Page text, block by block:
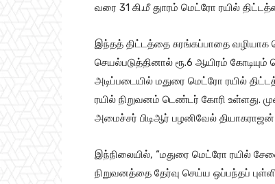
வரை 31 கி.மீ துாரம் மெட்ரோ ரயில்
இந்தத் திட்டத்தை சுரங்கப்பாதை வழியாக
செயல்படுத்தினால் ரூ.6 ஆயிரம்
அடிப்படையில் மதுரை மெட்ரோ ரயில்
ரயில் நிறுவனம் டெண்டர் கோரி உள்ளது.
அமைச்சர் பிடிஆர் பழனிவேல்
இந்நிலையில், “மதுரை மெட்ரோ ரயில்
நிறுவனத்தை தேர்வு செய்ய ஒப்பந்தப்